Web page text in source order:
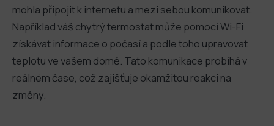
mohla připojit k internetu a mezi sebou komunikovat.
Například váš chytrý termostat může pomocí Wi-Fi
získávat informace o počasí a podle toho upravovat
teplotu ve vašem domě. Tato komunikace probíhá v
reálném čase, což zajišťuje okamžitou reakci na
změny.